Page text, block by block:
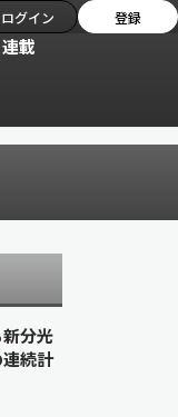
ログイン 登録
連載
分光
続計